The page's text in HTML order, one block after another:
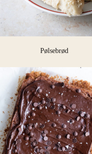
Pølsebrød